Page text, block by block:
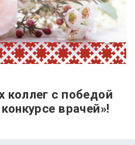
коллег с победой
врачей»!